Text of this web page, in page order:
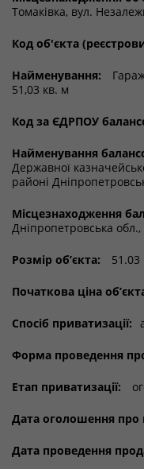
Томаківка, вул.
Код об'єкта
Найменування:
51,03 кв. м
Код за ЄДРПОУ
Найменування
Державної
районі
Місцезнаходження
Дніпропетровська обл.,
Розмір об’єкта: 51.03
Початкова ціна
Спосіб приватизації:
Форма проведення
Етап приватизації:
Дата оголошення про
Дата проведення